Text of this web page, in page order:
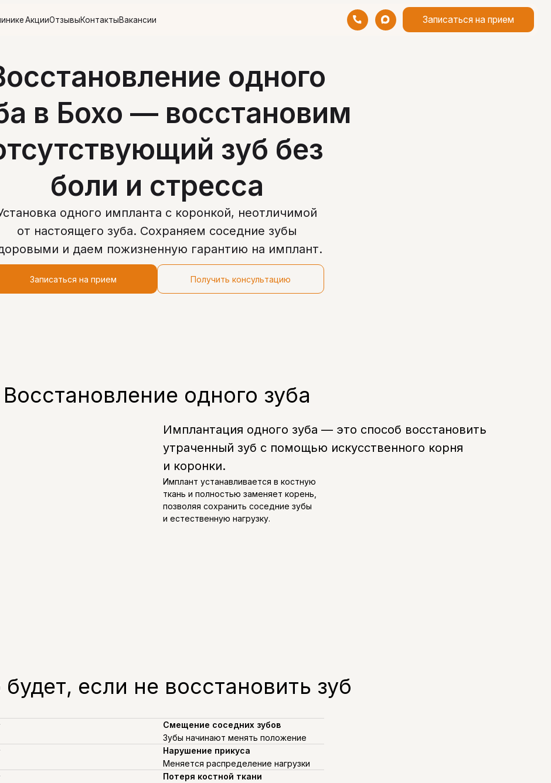
ОтзывыКонтактыВакансии Записаться на прием
одного
в Бохо — восстановим
зуб без
боли и стресса
одного импланта с коронкой, неотличимой
от настоящего зуба. Сохраняем соседние зубы
и даем пожизненную гарантию на имплант.
Записаться на прием Получить консультацию
Восстановление одного зуба
Имплантация одного зуба — это способ восстановить
утраченный зуб с помощью искусственного корня
и коронки.
Имплант устанавливается в костную
ткань и полностью заменяет корень,
позволяя сохранить соседние зубы
и естественную нагрузку.
Смещение соседних зубов
Зубы начинают менять положение
Нарушение прикуса
Меняется распределение нагрузки
Потеря костной ткани
будет, если не восстановить зуб